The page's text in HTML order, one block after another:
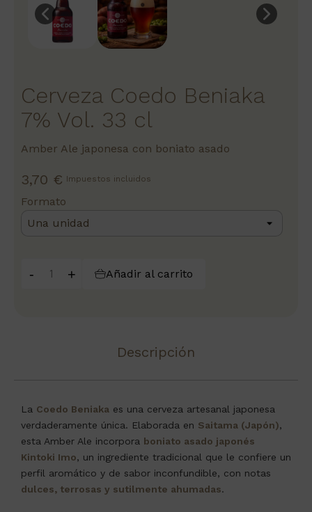
Cerveza Coedo Beniaka
7% Vol. 33 cl
Amber Ale japonesa con boniato asado
3,70 € Impuestos incluidos
Formato
- + Añadir al carrito
Descripción
La Coedo Beniaka es una cerveza artesanal japonesa
verdaderamente única. Elaborada en Saitama (Japón),
esta Amber Ale incorpora boniato asado japonés
Kintoki Imo, un ingrediente tradicional que le confiere un
perfil aromático y de sabor inconfundible, con notas
dulces, terrosas y sutilmente ahumadas.